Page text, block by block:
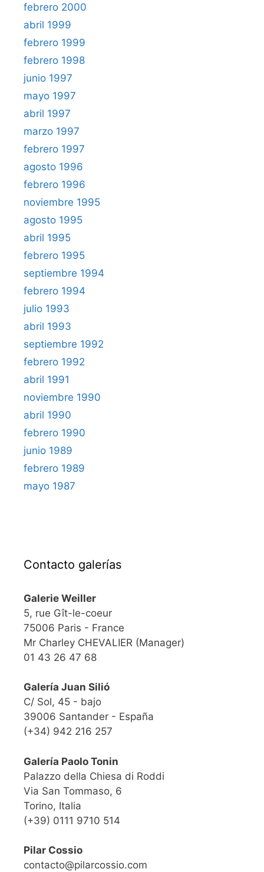
febrero 2000
abril 1999
febrero 1999
febrero 1998
junio 1997
mayo 1997
abril 1997
marzo 1997
febrero 1997
agosto 1996
febrero 1996
noviembre 1995
agosto 1995
abril 1995
febrero 1995
septiembre 1994
febrero 1994
julio 1993
abril 1993
septiembre 1992
febrero 1992
abril 1991
noviembre 1990
abril 1990
febrero 1990
junio 1989
febrero 1989
mayo 1987
Contacto galerías
Galerie Weiller
5, rue Gît-le-coeur
75006 Paris - France
Mr Charley CHEVALIER (Manager)
01 43 26 47 68
Galería Juan Silió
C/ Sol, 45 - bajo
39006 Santander - España
(+34) 942 216 257
Galería Paolo Tonin
Palazzo della Chiesa di Roddi
Via San Tommaso, 6
Torino, Italia
(+39) 0111 9710 514
Pilar Cossio
contacto@pilarcossio.com